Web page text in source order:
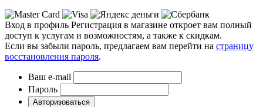
Вход в профиль Регистрация в магазине откроет вам полный
доступ к услугам и возможностям, а также к скидкам.
Если вы забыли пароль, предлагаем вам перейти на страницу
восстановления пароля.
Ваш e-mail
Пароль
Авторизоваться